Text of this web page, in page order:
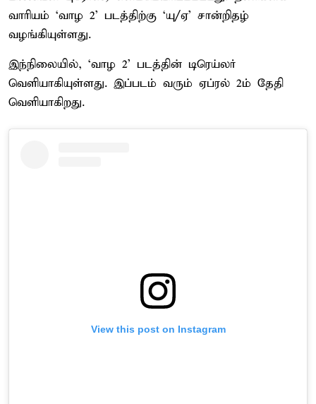
வாரியம் ‘வாழ 2’ படத்திற்கு ‘யு/ஏ’ சான்றிதழ்
வழங்கியுள்ளது.
இந்நிலையில், ‘வாழ 2’ படத்தின் டிரெய்லர்
வெளியாகியுள்ளது. இப்படம் வரும் ஏப்ரல் 2ம் தேதி
வெளியாகிறது.
View this post on Instagram